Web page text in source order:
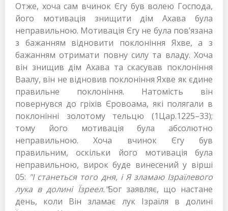
Отже, хоча сам вчинок Єгу був волею Господа,
його мотивація знищити дім Ахава була
неправильною. Мотивація Єгу не була пов’язана
з бажанням відновити поклоніння Яхве, а з
бажанням отримати повну силу та владу. Хоча
він знищив дім Ахава та скасував поклоніння
Ваалу, він не відновив поклоніння Яхве як єдине
правильне поклоніння. Натомість він
повернувся до гріхів Єровоама, які полягали в
поклонінні золотому тельцю (1Цар.1225–33);
тому його мотивація була абсолютно
неправильною. Хоча вчинок Єгу був
правильним, оскільки його мотивація була
неправильною, вирок буде винесений у вірші
05: "І станеться того дня, і Я зламаю Ізраїлевого
лука в долині Їзреел."Бог заявляє, що настане
день, коли Він зламає лук Ізраїля в долині